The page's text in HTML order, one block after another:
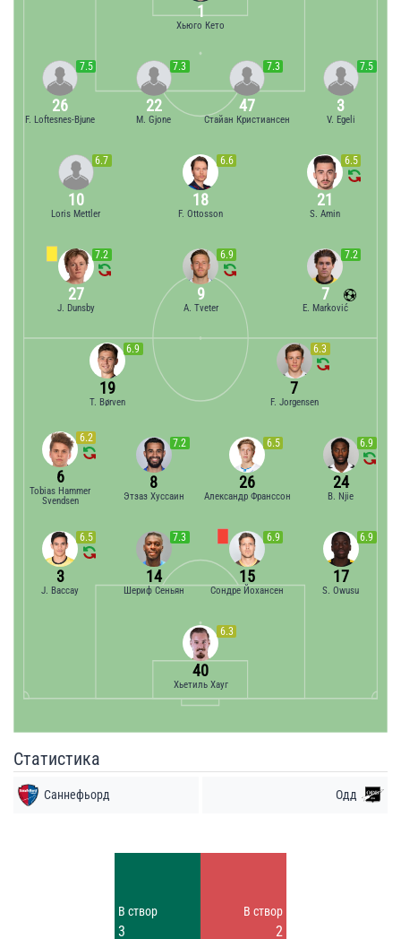
1
Хьюго Кето
7.5
3
V. Egeli
7.3
47
Стайан Кристиансен
7.3
22
M. Gjone
7.5
26
F. Loftesnes-Bjune
6.5
21
S. Amin
6.6
18
F. Ottosson
6.7
10
Loris Mettler
7.2
7
E. Marković
6.9
9
A. Tveter
7.2
27
J. Dunsby
6.3
40
Хьетиль Хауг
6.5
3
J. Baccay
7.3
14
Шериф Сеньян
6.9
15
Сондре Йохансен
6.9
17
S. Owusu
6.2
6
Tobias Hammer
Svendsen
7.2
8
Этзаз Хуссаин
6.5
26
Александр Франссон
6.9
24
B. Njie
6.9
19
T. Børven
6.3
7
F. Jorgensen
Статистика
Саннефьорд Одд
В створ
3
В створ
2